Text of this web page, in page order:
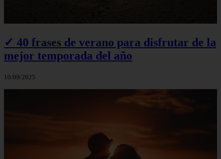
✓ 40 frases de verano para disfrutar de la
mejor temporada del año
10/09/2025